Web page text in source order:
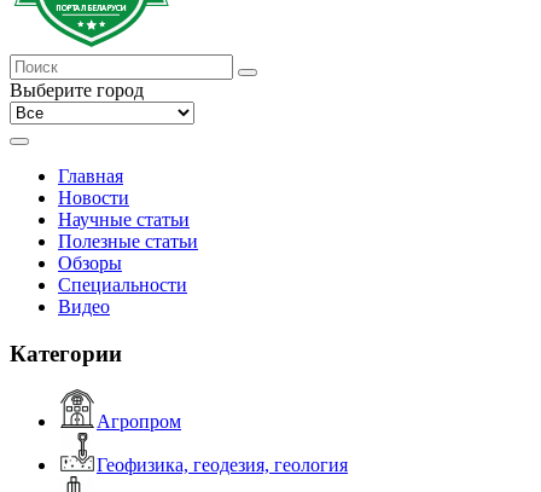
Выберите город
Главная
Новости
Научные статьи
Полезные статьи
Обзоры
Специальности
Видео
Категории
Агропром
Геофизика, геодезия, геология